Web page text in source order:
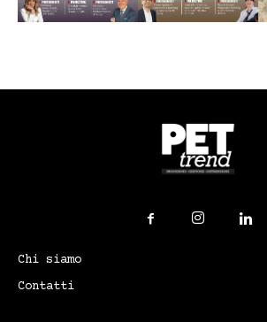
Chi siamo
Contatti